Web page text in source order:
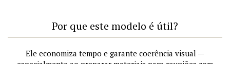
Por que este modelo é útil?
Ele economiza tempo e garante coerência visual —